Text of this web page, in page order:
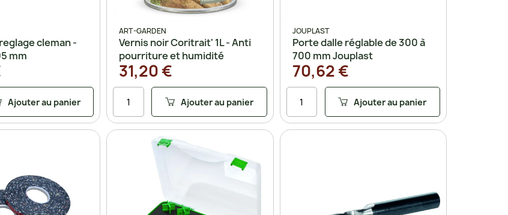
cleman -
mm
Ajouter au panier
ART-GARDEN
Vernis noir Coritrait' 1L - Anti
pourriture et humidité
31,20 €
Ajouter au panier
JOUPLAST
Porte dalle réglable de 300 à
700 mm Jouplast
70,62 €
Ajouter au panier